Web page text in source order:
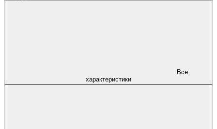
характеристики